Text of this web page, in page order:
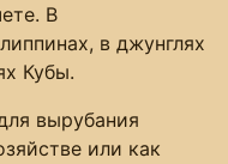
В
в джунглях
Кубы.
вырубания
или как